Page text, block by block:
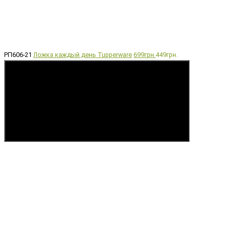
РП606-21 Ложка каждый день Tupperware 699грн.449грн.